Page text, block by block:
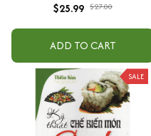
$25.99 $27.00
ADD TO CART
SALE